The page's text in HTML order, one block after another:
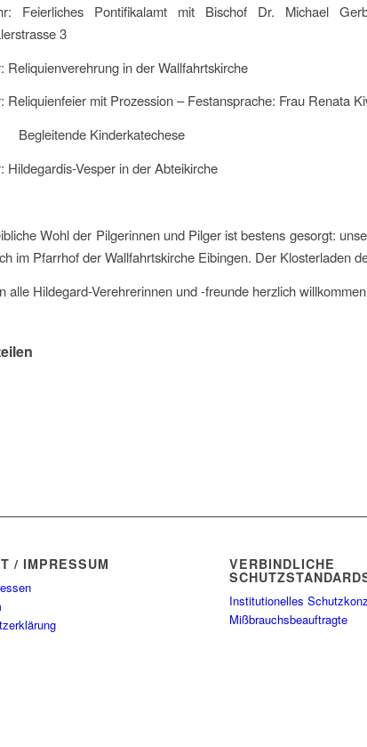
Feierliches Pontifikalamt mit Bischof Dr. Michael
3
Reliquienverehrung in der Wallfahrtskirche
Reliquienfeier mit Prozession – Festansprache: Frau Renata
Kinderkatechese
Hildegardis-Vesper in der Abteikirche
Wohl der Pilgerinnen und Pilger ist bestens gesorgt:
im Pfarrhof der Wallfahrtskirche Eibingen. Der Klosterladen
alle Hildegard-Verehrerinnen und -freunde herzlich
/ IMPRESSUM VERBINDLICHE
Institutionelles
Mißbrauchsbeauftragte